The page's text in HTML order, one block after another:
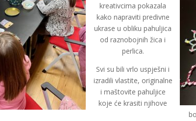
kreativcima pokazala
kako napraviti predivne
ukrase u obliku pahuljica
od raznobojnih žica i
perlica.
Svi su bili vrlo uspješni i
izradili vlastite, originalne
i maštovite pahuljice
koje će krasiti njihove